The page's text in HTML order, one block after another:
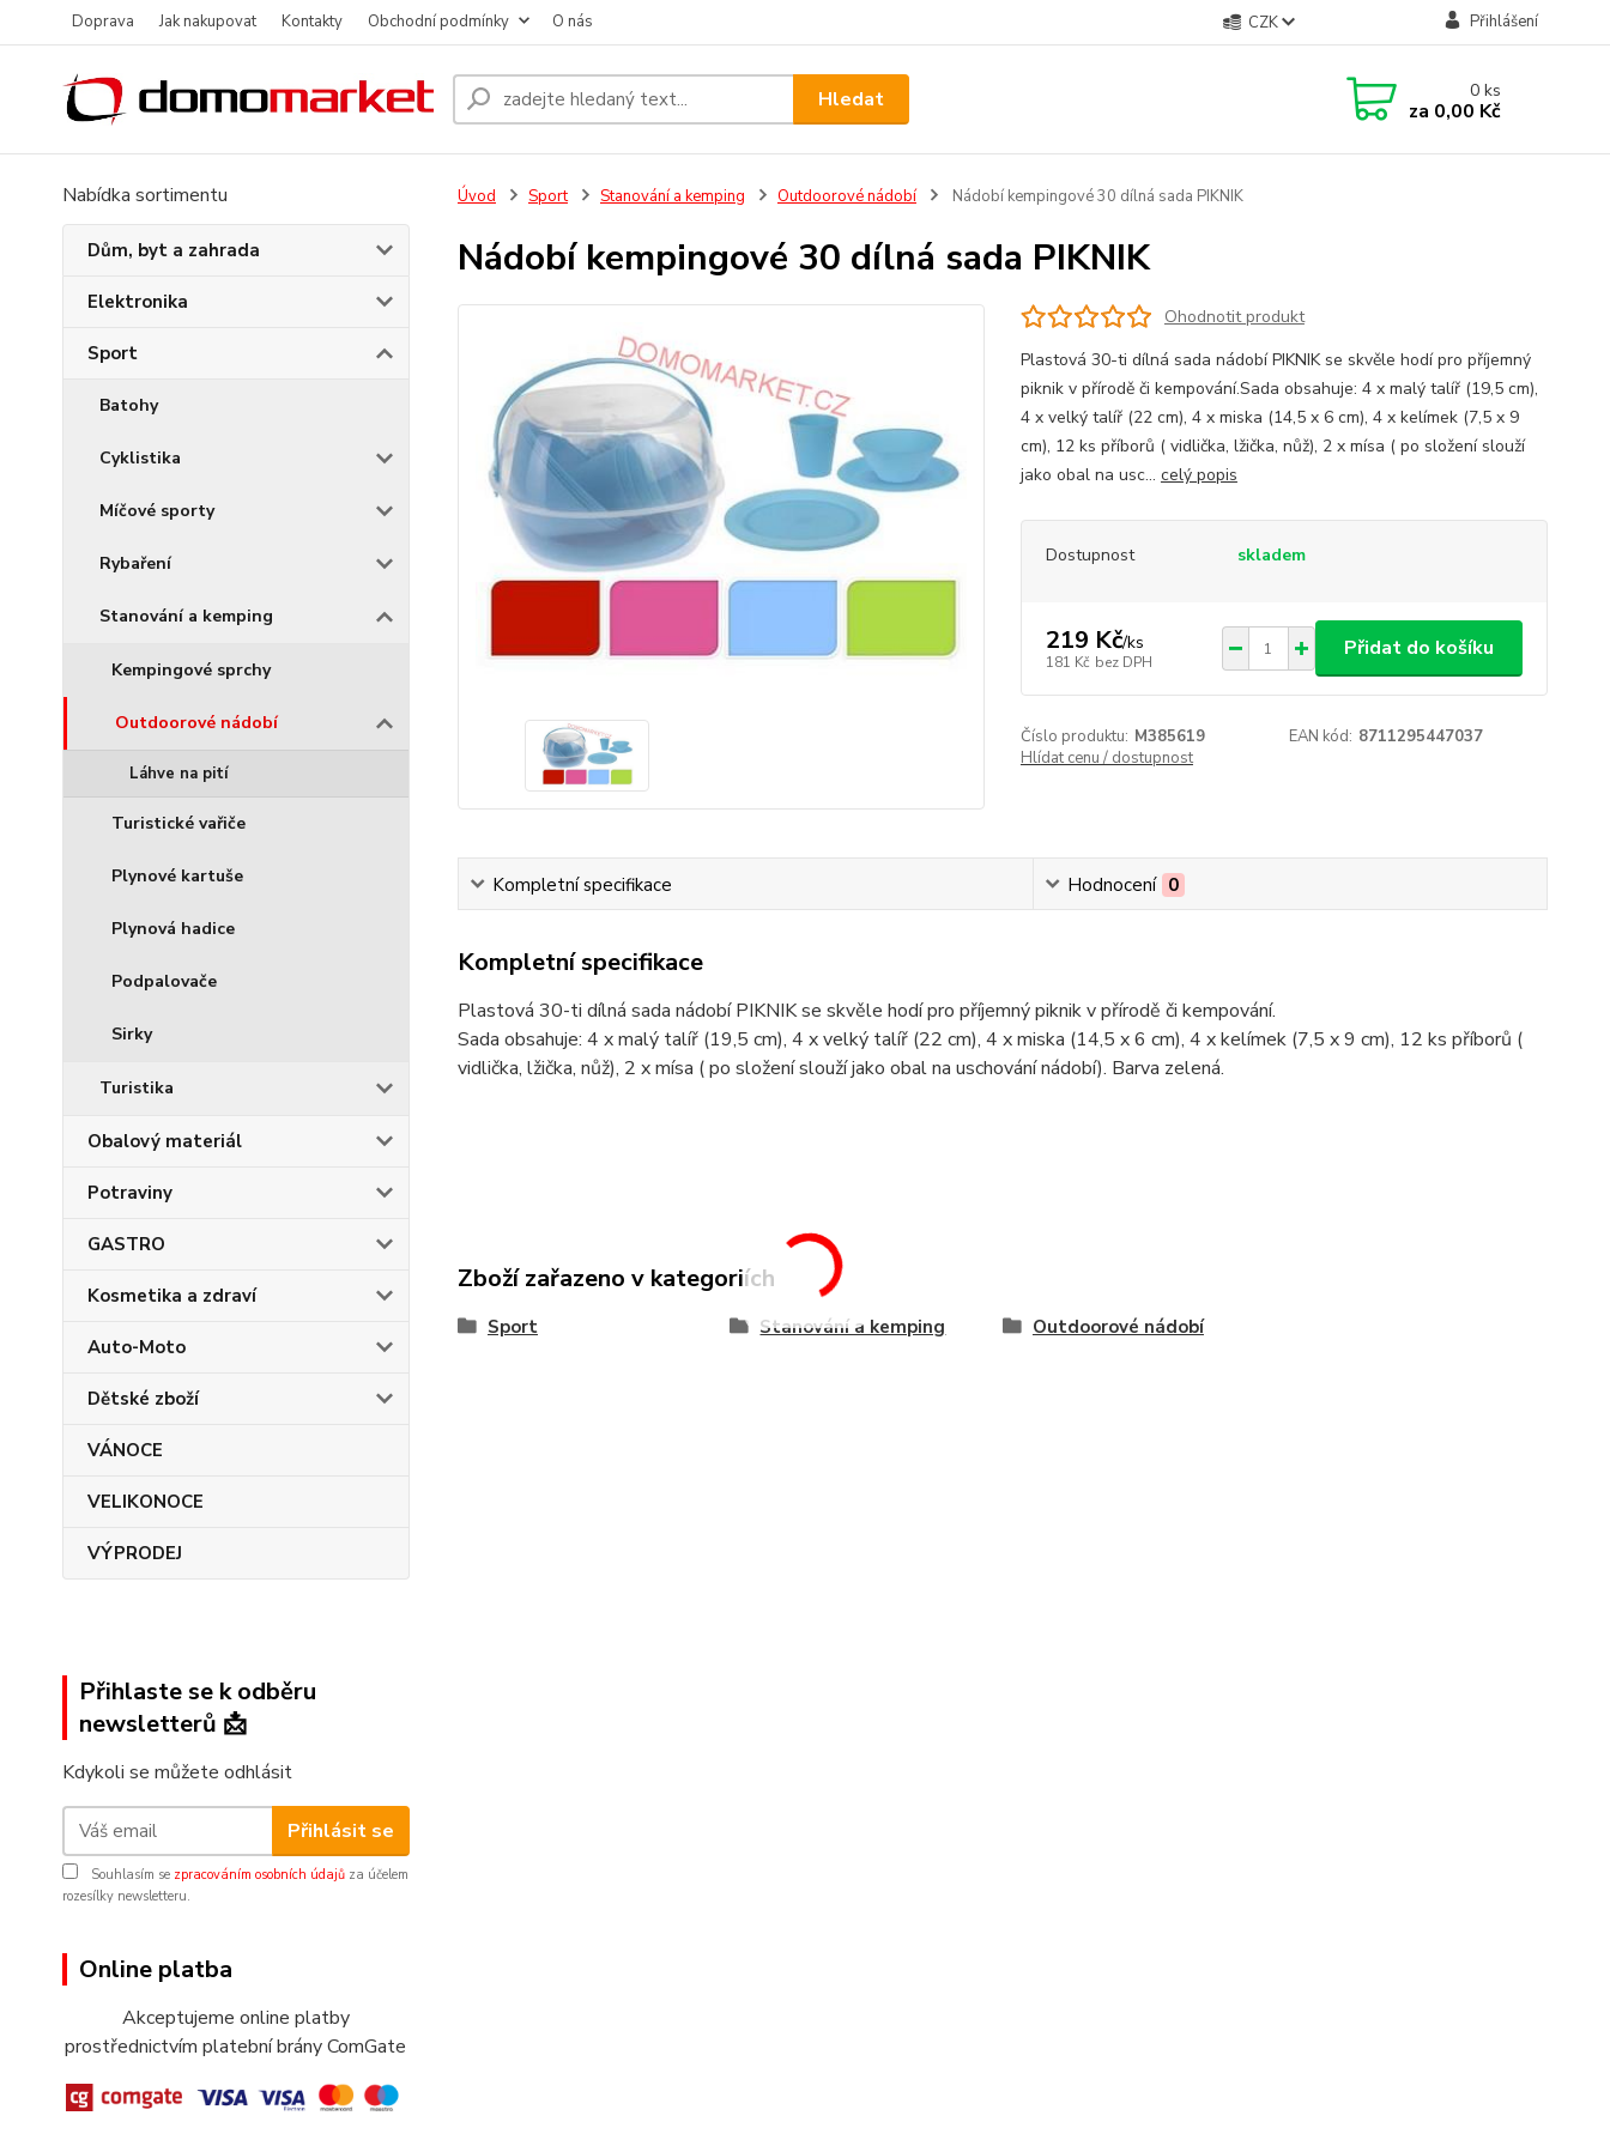
Doprava Jak nakupovat Kontakty Obchodní podmínky O nás CZK Přihlášení
Hledat 0ks
za 0,00 Kč
Nabídka sortimentu
Dům, byt a zahrada
Elektronika
Sport
Batohy
Cyklistika
Míčové sporty
Rybaření
Stanování a kemping
Kempingové sprchy
Outdoorové nádobí
Láhve na pití
Turistické vařiče
Plynové kartuše
Plynová hadice
Podpalovače
Sirky
Turistika
Obalový materiál
Potraviny
GASTRO
Kosmetika a zdraví
Auto-Moto
Dětské zboží
VÁNOCE
VELIKONOCE
VÝPRODEJ
Přihlaste se k odběru
newsletterů 📩
Kdykoli se můžete odhlásit
Přihlásit se
Souhlasím se zpracováním osobních údajů za účelem
rozesílky newsletteru.
Online platba
Akceptujeme online platby
prostřednictvím platební brány ComGate
Úvod Sport Stanování a kemping Outdoorové nádobí Nádobí kempingové 30 dílná sada PIKNIK
Nádobí kempingové 30 dílná sada PIKNIK
Ohodnotit produkt
Plastová 30-ti dílná sada nádobí PIKNIK se skvěle hodí pro příjemný
piknik v přírodě či kempování.Sada obsahuje: 4 x malý talíř (19,5 cm),
4 x velký talíř (22 cm), 4 x miska (14,5 x 6 cm), 4 x kelímek (7,5 x 9
cm), 12 ks příborů ( vidlička, lžička, nůž), 2 x mísa ( po složení slouží
jako obal na usc... celý popis
Dostupnost skladem
219 Kč/ks
181 Kč bez DPH
Přidat do košíku
Číslo produktu: M385619 EAN kód: 8711295447037
Hlídat cenu / dostupnost
Kompletní specifikace Hodnocení 0
Kompletní specifikace
Plastová 30-ti dílná sada nádobí PIKNIK se skvěle hodí pro příjemný piknik v přírodě či kempování.
Sada obsahuje: 4 x malý talíř (19,5 cm), 4 x velký talíř (22 cm), 4 x miska (14,5 x 6 cm), 4 x kelímek (7,5 x 9 cm), 12 ks příborů (
vidlička, lžička, nůž), 2 x mísa ( po složení slouží jako obal na uschování nádobí). Barva zelená.
Zboží zařazeno v kategoriích
Sport Stanování a kemping Outdoorové nádobí